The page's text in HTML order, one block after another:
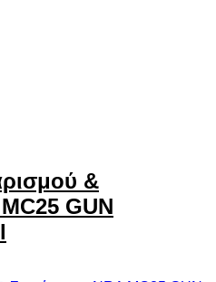
&
GUN